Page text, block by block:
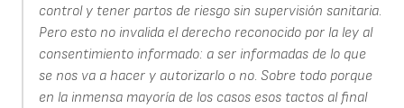
control y tener partos de riesgo sin supervisión sanitaria.
Pero esto no invalida el derecho reconocido por la ley al
consentimiento informado: a ser informadas de lo que
se nos va a hacer y autorizarlo o no. Sobre todo porque
en la inmensa mayoría de los casos esos tactos al final